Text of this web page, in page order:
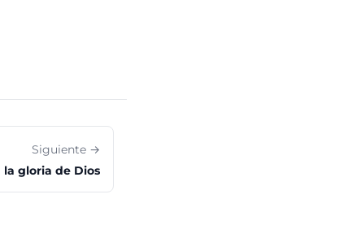
Siguiente →
la gloria de Dios